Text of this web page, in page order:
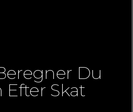
Du
Efter Skat